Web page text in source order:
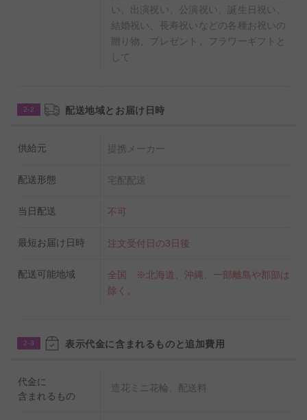
い、出演祝い、公演祝い、誕生日祝い、
結婚祝い、長寿祝いなどの各種お祝いの
贈り物、プレゼント、フラワーギフトと
して
2-2 配送地域とお届け日時
供給元 提携メーカー
配送形態 宅配配送
当日配送 不可
最短お届け日時 注文受付日の3日後
配送可能地域
全国 ※北海道、沖縄、一部離島や郡部は
除く。
2-3 表示代金に含まれるものと追加費用
代金に
含まれるもの
造花ミニ花輪、配送料